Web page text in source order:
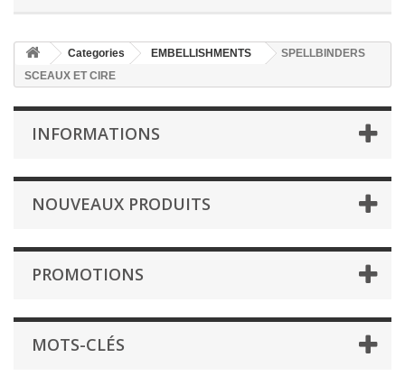
Categories EMBELLISHMENTS
SPELLBINDERS
SCEAUX ET CIRE
INFORMATIONS
NOUVEAUX PRODUITS
PROMOTIONS
MOTS-CLÉS